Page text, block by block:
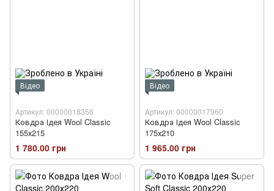
Відео
Артикул: 00000018356
Ковдра Ідея Wool Classic
155х215
1 780.00 грн
Відео
Артикул: 00000017960
Ковдра Ідея Wool Classic
175х210
1 965.00 грн